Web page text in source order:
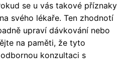
se u vás takové příznaky
svého lékaře. Ten zhodnotí
upraví dávkování nebo
na paměti, že tyto
konzultaci s